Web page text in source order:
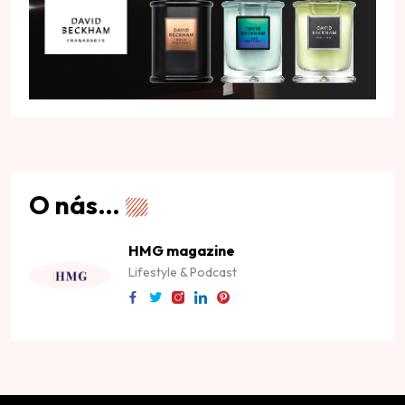
O nás…
HMG magazine
Lifestyle & Podcast